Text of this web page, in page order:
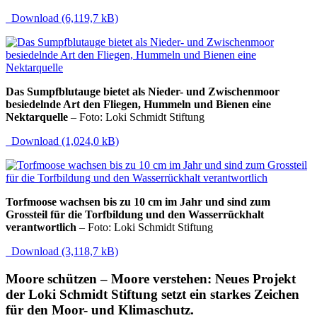
Download (6,119,7 kB)
Das Sumpfblutauge bietet als Nieder- und Zwischenmoor
besiedelnde Art den Fliegen, Hummeln und Bienen eine
Nektarquelle – Foto: Loki Schmidt Stiftung
Download (1,024,0 kB)
Torfmoose wachsen bis zu 10 cm im Jahr und sind zum
Grossteil für die Torfbildung und den Wasserrückhalt
verantwortlich – Foto: Loki Schmidt Stiftung
Download (3,118,7 kB)
Moore schützen – Moore verstehen: Neues Projekt
der Loki Schmidt Stiftung setzt ein starkes Zeichen
für den Moor- und Klimaschutz.